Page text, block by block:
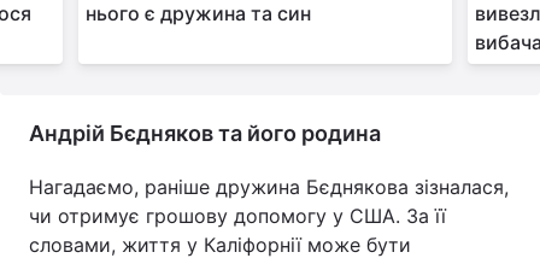
нього є дружина та син
Андрій Бєдняков та його родина
Нагадаємо, раніше дружина Бєднякова зізналася,
чи отримує грошову допомогу у США. За її
словами, життя у Каліфорнії може бути